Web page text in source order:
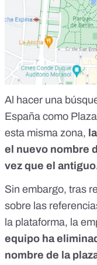
Al hacer una
España como
esta misma zona,
el nuevo nombre
vez que el
Sin embargo, tras
sobre las
la plataforma, la
equipo ha
nombre de la